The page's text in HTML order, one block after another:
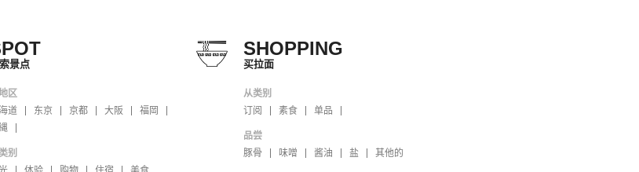
景点
区
道
东京 京都 大阪
福岡
别
SHOPPING
买拉面
从类别
订阅
素食 单品
品尝
豚骨
味噌 酱油 盐 其他的